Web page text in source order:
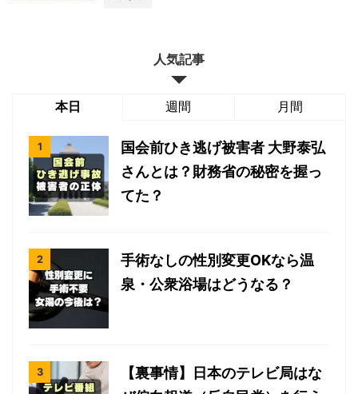
人気記事
本日 週間 月間
国会前ひき逃げ被害者 大野泰弘
さんとは？財務省の秘密を握っ
てた？
手術なしの性別変更OKなら温
泉・公衆浴場はどうなる？
【裏事情】日本のテレビ局はな